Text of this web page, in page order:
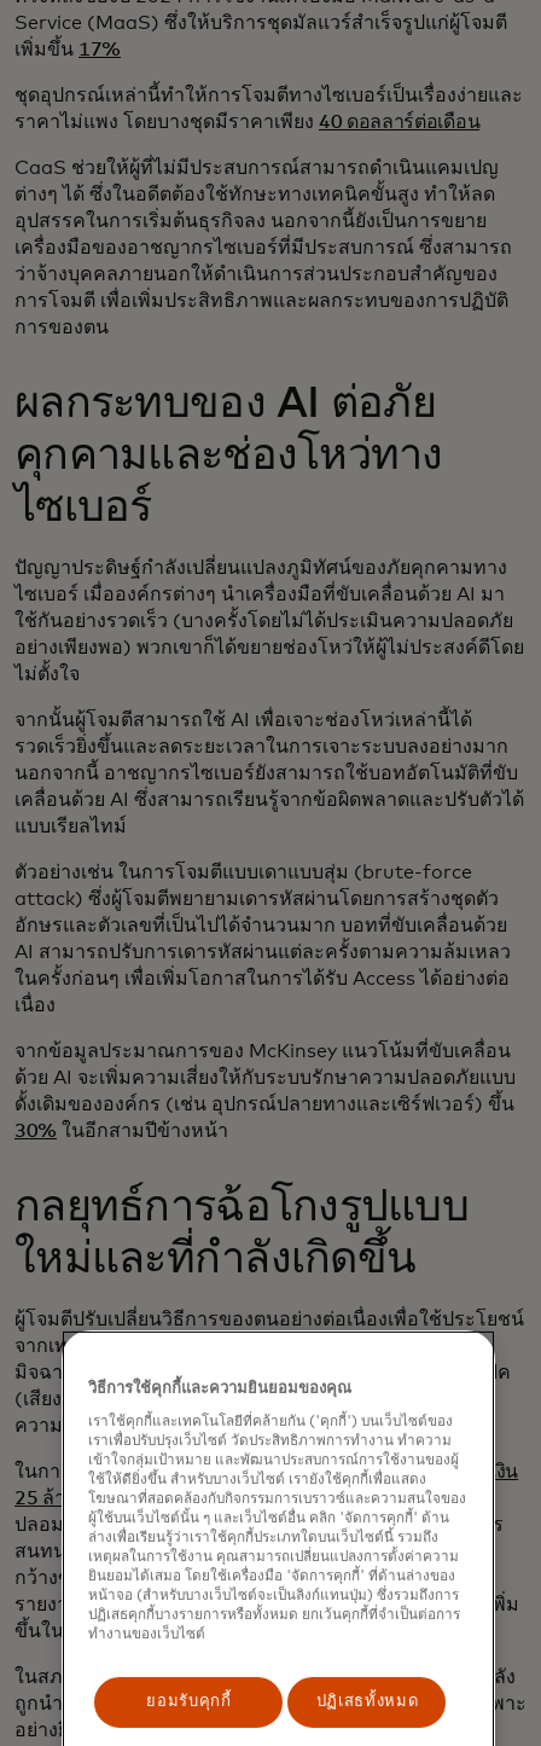
Service (MaaS) ซึ่งให้บริการชุดมัลแวร์สำเร็จรูปแก่ผู้โจมตี
เพิ่มขึ้น 17%
ชุดอุปกรณ์เหล่านี้ทำให้การโจมตีทางไซเบอร์เป็นเรื่องง่ายและ
ราคาไม่แพง โดยบางชุดมีราคาเพียง 40 ดอลลาร์ต่อเดือน
CaaS ช่วยให้ผู้ที่ไม่มีประสบการณ์สามารถดำเนินแคมเปญ
ต่างๆ ได้ ซึ่งในอดีตต้องใช้ทักษะทางเทคนิคขั้นสูง ทำให้ลด
อุปสรรคในการเริ่มต้นธุรกิจลง นอกจากนี้ยังเป็นการขยาย
เครื่องมือของอาชญากรไซเบอร์ที่มีประสบการณ์ ซึ่งสามารถ
ว่าจ้างบุคคลภายนอกให้ดำเนินการส่วนประกอบสำคัญของ
การโจมตี เพื่อเพิ่มประสิทธิภาพและผลกระทบของการปฏิบัติ
การของตน
ผลกระทบของ AI ต่อภัย
คุกคามและช่องโหว่ทาง
ไซเบอร์
ปัญญาประดิษฐ์กำลังเปลี่ยนแปลงภูมิทัศน์ของภัยคุกคามทาง
ไซเบอร์ เมื่อองค์กรต่างๆ นำเครื่องมือที่ขับเคลื่อนด้วย AI มา
ใช้กันอย่างรวดเร็ว (บางครั้งโดยไม่ได้ประเมินความปลอดภัย
อย่างเพียงพอ) พวกเขาก็ได้ขยายช่องโหว่ให้ผู้ไม่ประสงค์ดีโดย
ไม่ตั้งใจ
จากนั้นผู้โจมตีสามารถใช้ AI เพื่อเจาะช่องโหว่เหล่านี้ได้
รวดเร็วยิ่งขึ้นและลดระยะเวลาในการเจาะระบบลงอย่างมาก
นอกจากนี้ อาชญากรไซเบอร์ยังสามารถใช้บอทอัตโนมัติที่ขับ
เคลื่อนด้วย AI ซึ่งสามารถเรียนรู้จากข้อผิดพลาดและปรับตัวได้
แบบเรียลไทม์
ตัวอย่างเช่น ในการโจมตีแบบเดาแบบสุ่ม (brute-force
attack) ซึ่งผู้โจมตีพยายามเดารหัสผ่านโดยการสร้างชุดตัว
อักษรและตัวเลขที่เป็นไปได้จำนวนมาก บอทที่ขับเคลื่อนด้วย
AI สามารถปรับการเดารหัสผ่านแต่ละครั้งตามความล้มเหลว
ในครั้งก่อนๆ เพื่อเพิ่มโอกาสในการได้รับ Access ได้อย่างต่อ
เนื่อง
จากข้อมูลประมาณการของ McKinsey แนวโน้มที่ขับเคลื่อน
ด้วย AI จะเพิ่มความเสี่ยงให้กับระบบรักษาความปลอดภัยแบบ
ดั้งเดิมขององค์กร (เช่น อุปกรณ์ปลายทางและเซิร์ฟเวอร์) ขึ้น
30% ในอีกสามปีข้างหน้า
กลยุทธ์การฉ้อโกงรูปแบบ
ใหม่และที่กำลังเกิดขึ้น
ผู้โจมตีปรับเปลี่ยนวิธีการของตนอย่างต่อเนื่องเพื่อใช้ประโยชน์
จากเทคโนโลยีและกระบวนการใหม่ๆ ตัวอย่างเช่น กลุ่ม
มิจฉาชีพที่ใช้เทคนิควิศวกรรมสังคมมักใช้เทคโนโลยีดีพเฟค
(เสียงและวิดีโอสังเคราะห์ที่เลียนแบบบุคคลจริง) เพื่อเพิ่ม
ความน่าเชื่อถือให้กับแผนการหลอกลวงของตน
ในการโจมตีครั้งล่าสุด พนักงานฝ่ายการเงินในฮ่องกงโอนเงิน
25 ล้านดอลลาร์ให้กับกลุ่มมิจฉาชีพที่ใช้เทคโนโลยีดีพเฟค
ปลอมตัวเป็นประธานเจ้าหน้าที่ฝ่ายการเงินของบริษัทในการ
สนทนาทางวิดีโอ กรณีนี้สะท้อนให้เห็นถึงการเพิ่มขึ้นอย่าง
กว้างขวางของกลยุทธ์ดังกล่าว โดยสถาบันการเงิน46%
รายงานว่ามีการพยายามฉ้อโกงที่เกี่ยวข้องกับ deepfake เพิ่ม
ขึ้นในช่วงปีที่ผ่านมา
ในสภาพแวดล้อมภัยคุกคามเช่นนี้ วิธีการโจมตีที่คุ้นเคยกำลัง
ถูกนำมาใช้ใหม่ด้วยเครื่องมือใหม่และช่องทางใหม่ โดยเฉพาะ
อย่างยิ่งเทคนิคที่ใช้ประโยชน์จากความผิดพลาดของมนุษย์
วิธีการใช้คุกกี้และความยินยอมของคุณ
เราใช้คุกกี้และเทคโนโลยีที่คล้ายกัน ('คุกกี้') บนเว็บไซต์ของ
เราเพื่อปรับปรุงเว็บไซต์ วัดประสิทธิภาพการทำงาน ทำความ
เข้าใจกลุ่มเป้าหมาย และพัฒนาประสบการณ์การใช้งานของผู้
ใช้ให้ดียิ่งขึ้น สำหรับบางเว็บไซต์ เรายังใช้คุกกี้เพื่อแสดง
โฆษณาที่สอดคล้องกับกิจกรรมการเบราวซ์และความสนใจของ
ผู้ใช้บนเว็บไซต์นั้น ๆ และเว็บไซต์อื่น คลิก 'จัดการคุกกี้' ด้าน
ล่างเพื่อเรียนรู้ว่าเราใช้คุกกี้ประเภทใดบนเว็บไซต์นี้ รวมถึง
เหตุผลในการใช้งาน คุณสามารถเปลี่ยนแปลงการตั้งค่าความ
ยินยอมได้เสมอ โดยใช้เครื่องมือ 'จัดการคุกกี้' ที่ด้านล่างของ
หน้าจอ (สำหรับบางเว็บไซต์จะเป็นลิงก์แทนปุ่ม) ซึ่งรวมถึงการ
ปฏิเสธคุกกี้บางรายการหรือทั้งหมด ยกเว้นคุกกี้ที่จำเป็นต่อการ
ทำงานของเว็บไซต์
ยอมรับคุกกี้ ปฏิเสธทั้งหมด